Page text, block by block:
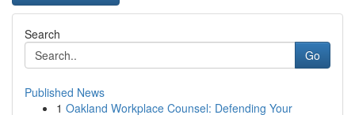
Search
Go
Published News
1 Oakland Workplace Counsel: Defending Your